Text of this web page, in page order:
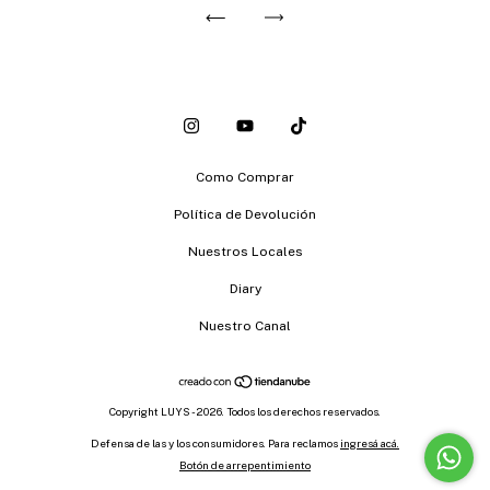
Como Comprar
Política de Devolución
Nuestros Locales
Diary
Nuestro Canal
Copyright LUYS - 2026. Todos los derechos reservados.
Defensa de las y los consumidores. Para reclamos ingresá acá.
Botón de arrepentimiento